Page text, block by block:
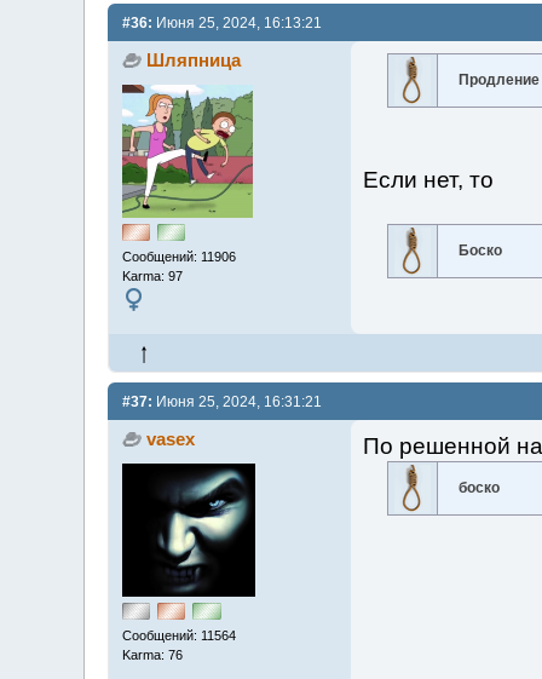
#36: Июня 25, 2024, 16:13:21
Шляпница
Сообщений: 11906
Karma: 97
Продление
Если нет, то
Боско
#37: Июня 25, 2024, 16:31:21
vasex
Сообщений: 11564
Karma: 76
По решенной
боско